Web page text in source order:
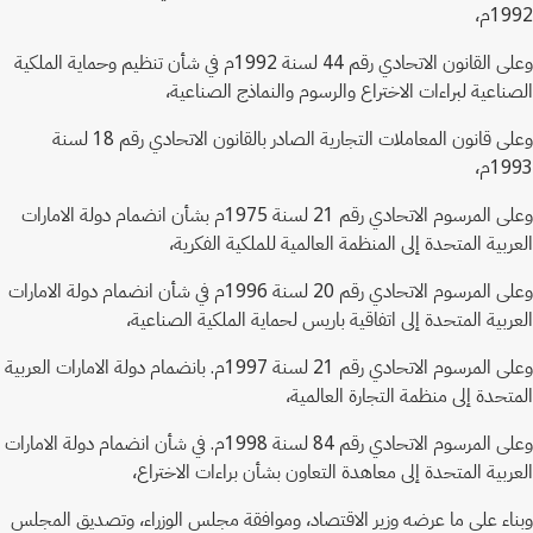
1992م،
وعلى القانون الاتحادي رقم 44 لسنة 1992م في شأن تنظيم وحماية الملكية
الصناعية لبراءات الاختراع والرسوم والنماذج الصناعية،
وعلى قانون المعاملات التجارية الصادر بالقانون الاتحادي رقم 18 لسنة
1993م،
وعلى المرسوم الاتحادي رقم 21 لسنة 1975م بشأن انضمام دولة الامارات
العربية المتحدة إلى المنظمة العالمية للملكية الفكرية،
وعلى المرسوم الاتحادي رقم 20 لسنة 1996م في شأن انضمام دولة الامارات
العربية المتحدة إلى اتفاقية باريس لحماية الملكية الصناعية،
وعلى المرسوم الاتحادي رقم 21 لسنة 1997م. بانضمام دولة الامارات العربية
المتحدة إلى منظمة التجارة العالمية،
وعلى المرسوم الاتحادي رقم 84 لسنة 1998م. في شأن انضمام دولة الامارات
العربية المتحدة إلى معاهدة التعاون بشأن براءات الاختراع،
وبناء على ما عرضه وزير الاقتصاد، وموافقة مجلس الوزراء، وتصديق المجلس